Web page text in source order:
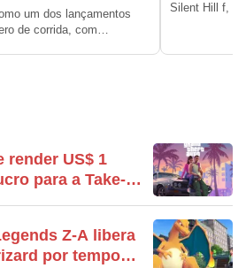
um dos lançamentos
de corrida, com…
Silent Hill f,
render US$ 1
para a Take-
Z-A libera
por tempo